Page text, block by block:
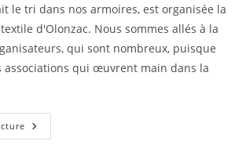
le tri dans nos armoires, est organisée la
d'Olonzac. Nous sommes allés à la
qui sont nombreux, puisque
associations qui œuvrent main dans la
R
Comme